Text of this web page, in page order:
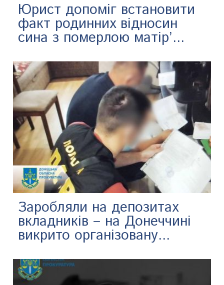
Юрист допоміг встановити
факт родинних відносин
сина з померлою матір’...
Заробляли на депозитах
вкладників – на Донеччині
викрито організовану...